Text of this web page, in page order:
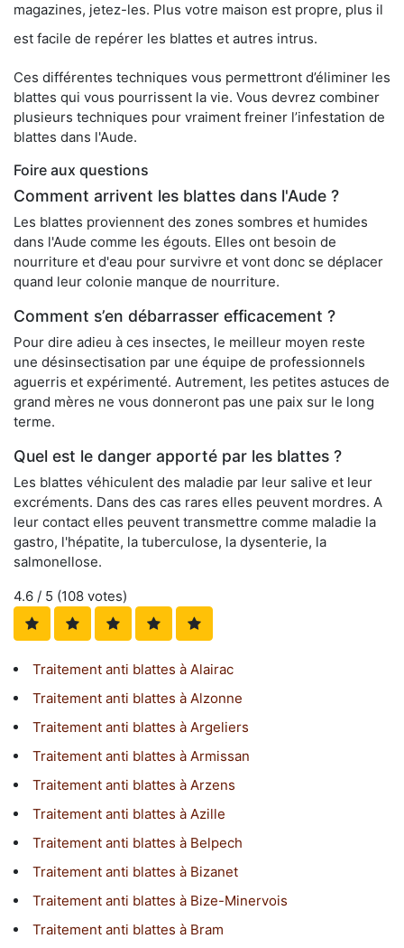
magazines, jetez-les. Plus votre maison est propre, plus il
est facile de repérer les blattes et autres intrus.
Ces différentes techniques vous permettront d’éliminer les
blattes qui vous pourrissent la vie. Vous devrez combiner
plusieurs techniques pour vraiment freiner l’infestation de
blattes dans l'Aude.
Foire aux questions
Comment arrivent les blattes dans l'Aude ?
Les blattes proviennent des zones sombres et humides
dans l'Aude comme les égouts. Elles ont besoin de
nourriture et d'eau pour survivre et vont donc se déplacer
quand leur colonie manque de nourriture.
Comment s’en débarrasser efficacement ?
Pour dire adieu à ces insectes, le meilleur moyen reste
une désinsectisation par une équipe de professionnels
aguerris et expérimenté. Autrement, les petites astuces de
grand mères ne vous donneront pas une paix sur le long
terme.
Quel est le danger apporté par les blattes ?
Les blattes véhiculent des maladie par leur salive et leur
excréments. Dans des cas rares elles peuvent mordres. A
leur contact elles peuvent transmettre comme maladie la
gastro, l'hépatite, la tuberculose, la dysenterie, la
salmonellose.
4.6 / 5 (108 votes)
Traitement anti blattes à Alairac
Traitement anti blattes à Alzonne
Traitement anti blattes à Argeliers
Traitement anti blattes à Armissan
Traitement anti blattes à Arzens
Traitement anti blattes à Azille
Traitement anti blattes à Belpech
Traitement anti blattes à Bizanet
Traitement anti blattes à Bize-Minervois
Traitement anti blattes à Bram